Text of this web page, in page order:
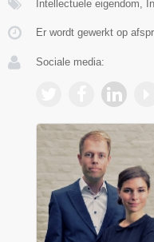
Intellectuele eigendom,
Er wordt gewerkt op
Sociale media: